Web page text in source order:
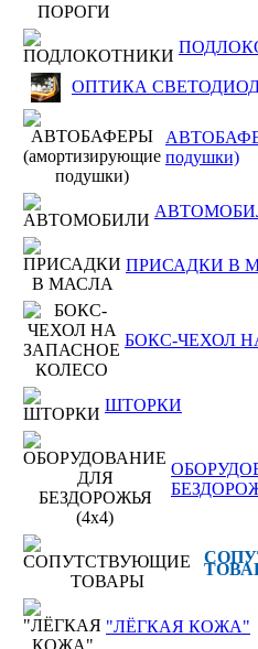
ОПТИКА
подушки)
ПРИСАДКИ В
БОКС-ЧЕХОЛ
ШТОРКИ
"ЛЁГКАЯ КОЖА"